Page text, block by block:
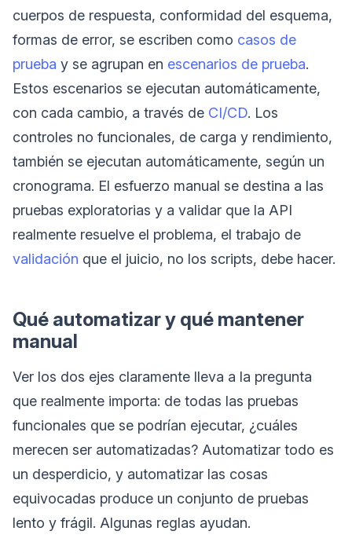
cuerpos de respuesta, conformidad del esquema,
formas de error, se escriben como casos de
prueba y se agrupan en escenarios de prueba.
Estos escenarios se ejecutan automáticamente,
con cada cambio, a través de CI/CD. Los
controles no funcionales, de carga y rendimiento,
también se ejecutan automáticamente, según un
cronograma. El esfuerzo manual se destina a las
pruebas exploratorias y a validar que la API
realmente resuelve el problema, el trabajo de
validación que el juicio, no los scripts, debe hacer.
Qué automatizar y qué mantener
manual
Ver los dos ejes claramente lleva a la pregunta
que realmente importa: de todas las pruebas
funcionales que se podrían ejecutar, ¿cuáles
merecen ser automatizadas? Automatizar todo es
un desperdicio, y automatizar las cosas
equivocadas produce un conjunto de pruebas
lento y frágil. Algunas reglas ayudan.